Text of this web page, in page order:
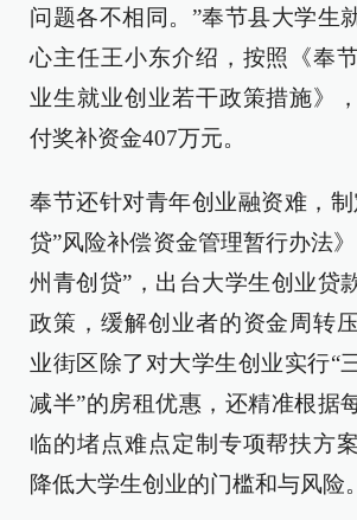
问题各不相同。”奉节县大学生
心主任王小东介绍，按照《奉
业生就业创业若干政策措施》
付奖补资金407万元。
奉节还针对青年创业融资难，制
贷”风险补偿资金管理暂行办法
州青创贷”，出台大学生创业贷
政策，缓解创业者的资金周转
业街区除了对大学生创业实行“
减半”的房租优惠，还精准根据
临的堵点难点定制专项帮扶方
降低大学生创业的门槛和与风险。